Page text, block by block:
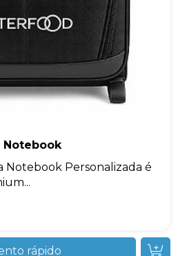
Notebook
Notebook Personalizada é
rápido